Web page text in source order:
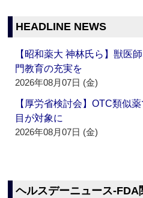
HEADLINE NEWS
【昭和薬大 神林氏ら】獣医
門教育の充実を
2026年08月07日 (金)
【厚労省検討会】OTC類似
目が対象に
2026年08月07日 (金)
ヘルスデーニュース‐FDA